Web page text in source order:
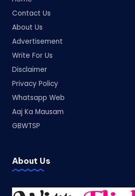
Contact Us
About Us
Advertisement
Write For Us
Disclaimer
Privacy Policy
Whatsapp Web
Aaj Ka Mausam
GBWTSP
About Us